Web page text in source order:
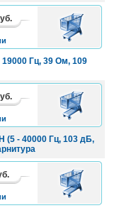
Гц, 39 Ом, 109
В
КОРЗИНУ
(5 - 40000 Гц, 103 дБ,
В
КОРЗИНУ
В
КОРЗИНУ